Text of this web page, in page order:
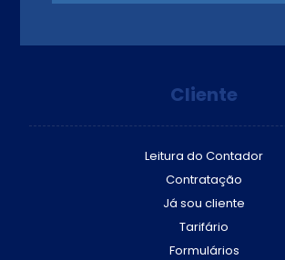
Cliente
Leitura do Contador
Contratação
Já sou cliente
Tarifário
Formulários